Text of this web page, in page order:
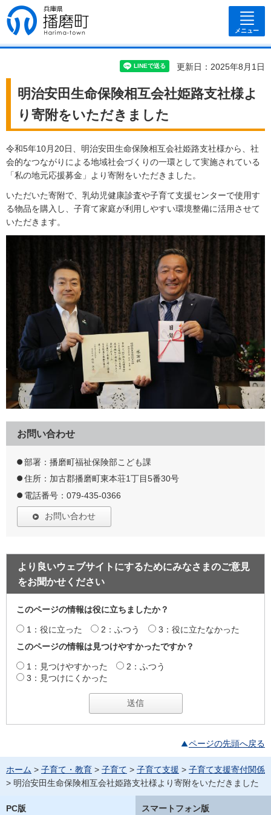
兵庫県 播磨
町
メニュー
更新日：2025年8月1日
明治安田生命保険相互会社姫路支社様よ
り寄附をいただきました
令和5年10月20日、明治安田生命保険相互会社姫路支社様から、社
会的なつながりによる地域社会づくりの一環として実施されている
「私の地元応援募金」より寄附をいただきました。
いただいた寄附で、乳幼児健康診査や子育て支援センターで使用す
る物品を購入し、子育て家庭が利用しやすい環境整備に活用させて
いただきます。
お問い合わせ
部署：播磨町福祉保険部こども課
住所：加古郡播磨町東本荘1丁目5番30号
電話番号：079-435-0366
お問い合わせ
より良いウェブサイトにするためにみなさまのご意見
をお聞かせください
このページの情報は役に立ちましたか？
1：役に立った 2：ふつう
3：役に立たなかった
このページの情報は見つけやすかったですか？
1：見つけやすかった
2：ふつう
3：見つけにくかった
ページの先頭へ戻る
ホーム > 子育て・教育 > 子育て > 子育て支援 > 子育て支援寄付関係
> 明治安田生命保険相互会社姫路支社様より寄附をいただきました
PC版 スマートフォン版